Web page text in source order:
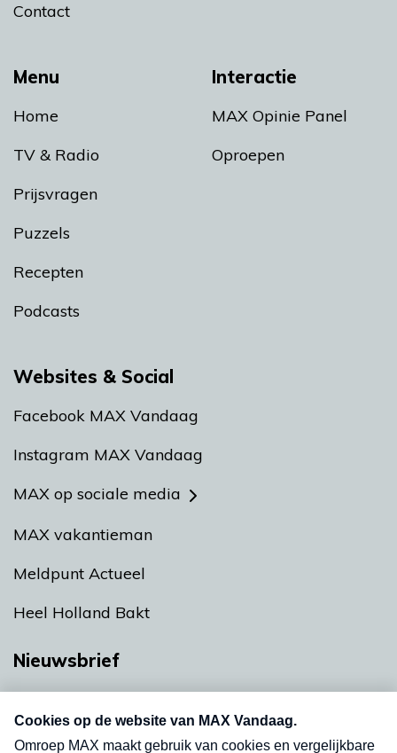
Menu
Home
TV & Radio
Prijsvragen
Puzzels
Recepten
Podcasts
Interactie
MAX Opinie Panel
Oproepen
Contact
Websites & Social
Facebook MAX Vandaag
Instagram MAX Vandaag
MAX op sociale media
MAX vakantieman
Meldpunt Actueel
Heel Holland Bakt
Nieuwsbrief
nieuwsbrief. Elke vrijdag- en dinsdagochtend in
uw mailbox.